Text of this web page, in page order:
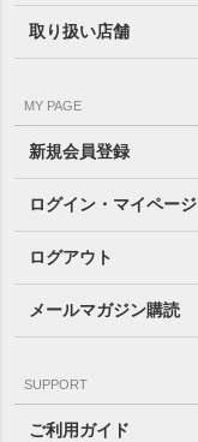
取り扱い店舗
MY PAGE
新規会員登録
ログイン・マイページ
ログアウト
メールマガジン購読
SUPPORT
ご利用ガイド